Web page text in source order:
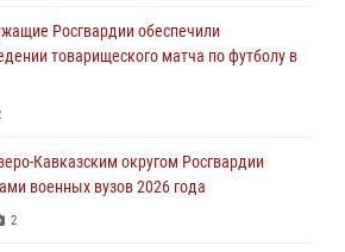
участие в митинге, посвященном
ВСУ на территорию области
пистолетом
Росгвардии обеспечили
товарищеского матча по футболу в
Кавказским округом Росгвардии
военных вузов 2026 года
2